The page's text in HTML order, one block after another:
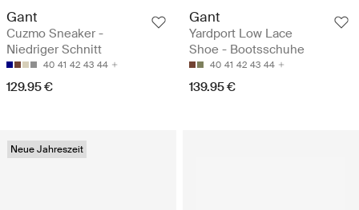
Gant
Cuzmo Sneaker -
Niedriger Schnitt
40 41 42 43 44
129.95 €
Gant
Yardport Low Lace
Shoe - Bootsschuhe
40 41 42 43 44
139.95 €
Neue Jahreszeit